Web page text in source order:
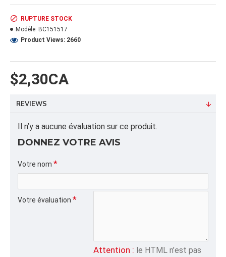
FORMAT DU PRODUIT
Dimension: 33X30X8
Poids: 34.37
Volume cubique: 34.37 pieds cubes
FORMAT DE PALETTE
Dimension/pallet:
BCARTON,BOITE,CARTON
CATÉGORIE
$2,30CA
RUPTURE STOCK
Modèle: BC151517
Product Views: 2660
REVIEWS
Il n’y a aucune évaluation sur ce produit.
DONNEZ VOTRE AVIS
Votre nom
Votre évaluation
Attention : le HTML n’est pas